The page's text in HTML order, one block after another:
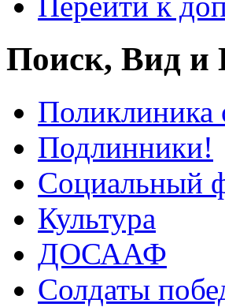
Поиск, Вид и
Поликлиника
Подлинники!
Социальный
Культура
ДОСААФ
Солдаты